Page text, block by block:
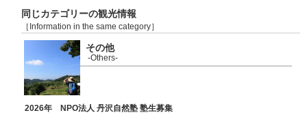
同じカテゴリーの観光情報
［Information in the same category］
その他
-Others-
2026年 NPO法人 丹沢自然塾 塾生募集